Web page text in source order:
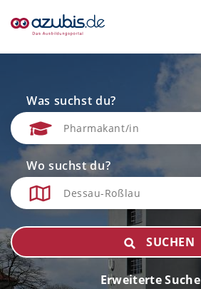
Was suchst du?
Wo suchst du?
SUCHEN
Erweiterte Suche